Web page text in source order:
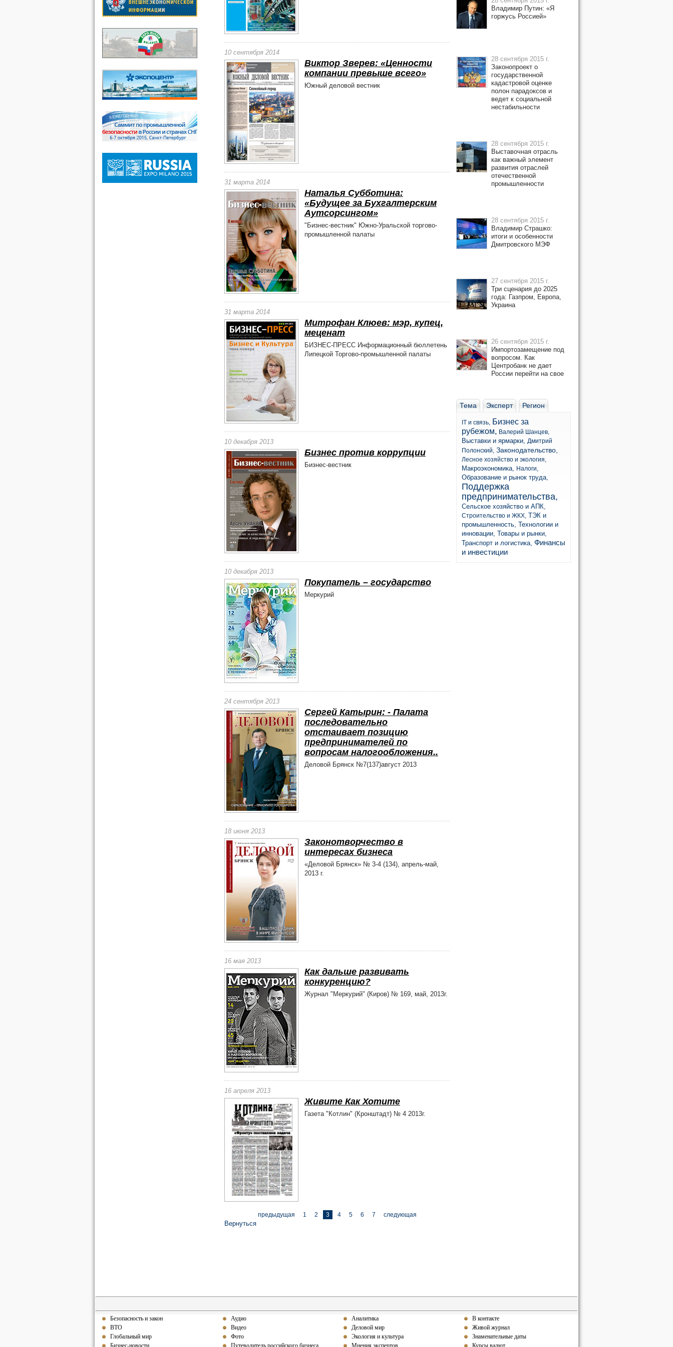
10 сентября 2014
Виктор Зверев: «Ценности
компании превыше всего»
Южный деловой вестник
31 марта 2014
Наталья Субботина:
«Будущее за Бухгалтерским
Аутсорсингом»
"Бизнес-вестник" Южно-Уральской торгово-
промышленной палаты
31 марта 2014
Митрофан Клюев: мэр, купец,
меценат
БИЗНЕС-ПРЕСС Информационный бюллетень
Липецкой Торгово-промышленной палаты
10 декабря 2013
Бизнес против коррупции
Бизнес-вестник
10 декабря 2013
Покупатель – государство
Меркурий
24 сентября 2013
Сергей Катырин: - Палата
последовательно
отстаивает позицию
предпринимателей по
вопросам налогообложения..
Деловой Брянск №7(137)август 2013
18 июня 2013
Законотворчество в
интересах бизнеса
«Деловой Брянск» № 3-4 (134), апрель-май,
2013 г.
16 мая 2013
Как дальше развивать
конкуренцию?
Журнал "Меркурий" (Киров) № 169, май, 2013г.
16 апреля 2013
Живите Как Хотите
Газета "Котлин" (Кронштадт) № 4 2013г.
предыдущая 1 2 3 4 5 6 7 следующая
Вернуться
Владимир Путин: «Я
горжусь Россией»
28 сентября 2015 г.
Законопроект о
государственной
кадастровой оценке
полон парадоксов и
ведет к социальной
нестабильности
28 сентября 2015 г.
Выставочная отрасль
как важный элемент
развития отраслей
отечественной
промышленности
28 сентября 2015 г.
Владимир Страшко:
итоги и особенности
Дмитровского МЭФ
27 сентября 2015 г.
Три сценария до 2025
года: Газпром, Европа,
Украина
26 сентября 2015 г.
Импортозамещение под
вопросом. Как
Центробанк не дает
России перейти на свое
Тема Эксперт Регион
IT и связь, Бизнес за
рубежом, Валерий Шанцев,
Выставки и ярмарки, Дмитрий
Полонский, Законодательство,
Лесное хозяйство и экология,
Макроэкономика, Налоги,
Образование и рынок труда,
Поддержка
предпринимательства,
Сельское хозяйство и АПК,
Строительство и ЖКХ, ТЭК и
промышленность, Технологии и
инновации, Товары и рынки,
Транспорт и логистика, Финансы
и инвестиции
Безопасность и закон
ВТО
Глобальный мир
Бизнес-новости
Аудио
Видео
Фото
Путеводитель российского бизнеса
Аналитика
Деловой мир
Экология и культура
Мнения экспертов
В контакте
Живой журнал
Знаменательные даты
Курсы валют